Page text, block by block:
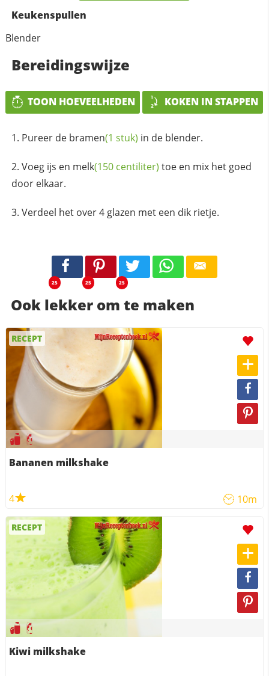
Keukenspullen
Blender
Bereidingswijze
TOON HOEVEELHEDEN KOKEN IN STAPPEN
Pureer de bramen(1 stuk) in de blender.
Voeg ijs en melk(150 centiliter) toe en mix het goed
door elkaar.
Verdeel het over 4 glazen met een dik rietje.
25 25 25
Ook lekker om te maken
RECEPT
Bananen milkshake
4 10m
RECEPT
Kiwi milkshake